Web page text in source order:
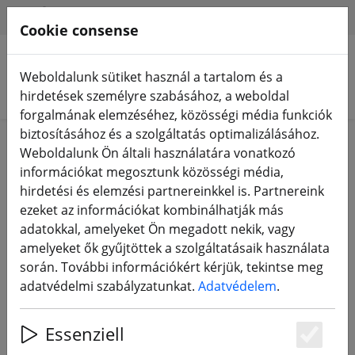
Termékek keresése
Login
Sign in with Google
Login with your Data
Your eMail
Cookie consense
Weboldalunk sütiket használ a tartalom és a
hirdetések személyre szabásához, a weboldal
forgalmának elemzéséhez, közösségi média funkciók
biztosításához és a szolgáltatás optimalizálásához.
Weboldalunk Ön általi használatára vonatkozó
információkat megosztunk közösségi média,
hirdetési és elemzési partnereinkkel is. Partnereink
ezeket az információkat kombinálhatják más
adatokkal, amelyeket Ön megadott nekik, vagy
amelyeket ők gyűjtöttek a szolgáltatásaik használata
során. További információkért kérjük, tekintse meg
adatvédelmi szabályzatunkat. Adatvédelem.
Essenziell